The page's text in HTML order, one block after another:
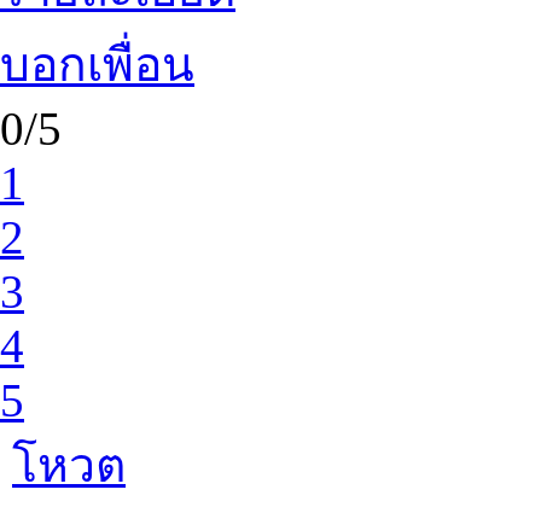
บอกเพื่อน
0/5
1
2
3
4
5
โหวต